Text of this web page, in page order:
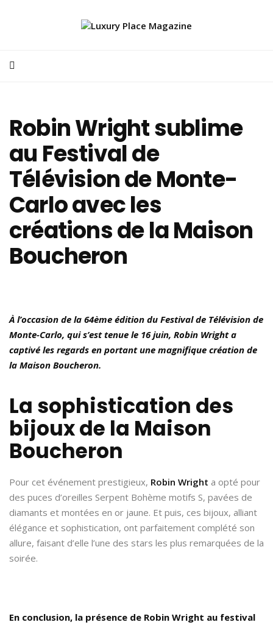
Robin Wright sublime
au Festival de
Télévision de Monte-
Carlo avec les
créations de la Maison
Boucheron
À l’occasion de la 64ème édition du Festival de Télévision de
Monte-Carlo, qui s’est tenue le 16 juin, Robin Wright a
captivé les regards en portant une magnifique création de
la Maison Boucheron.
La sophistication des
bijoux de la Maison
Boucheron
Pour cet événement prestigieux, Robin Wright a opté pour
des puces d’oreilles Serpent Bohème motifs S, pavées de
diamants et montées en or jaune. Et puis, ces bijoux, alliant
élégance et sophistication, ont parfaitement complété son
allure, faisant d’elle l’une des stars les plus remarquées de la
soirée.
En conclusion, la présence de Robin Wright au festival